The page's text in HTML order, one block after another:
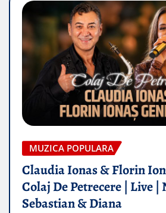
MUZICA POPULARA
Claudia Ionas & Florin
Colaj De Petrecere | Live |
Sebastian & Diana